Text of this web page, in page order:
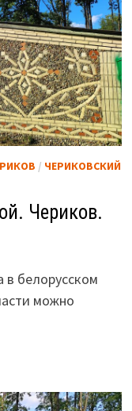
/ ЧЕРИКОВСКИЙ
Чериков.
в белорусском
можно